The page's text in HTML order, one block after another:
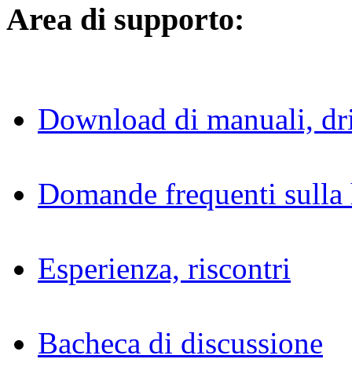
Area di supporto:
Download di manuali,
Domande frequenti
Esperienza, riscontri
Bacheca di discussione